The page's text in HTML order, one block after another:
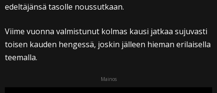
edeltäjänsä tasolle noussutkaan.
Viime vuonna valmistunut kolmas kausi jatkaa sujuvasti
toisen kauden hengessä, joskin jälleen hieman erilaisella
teemalla.
Mainos